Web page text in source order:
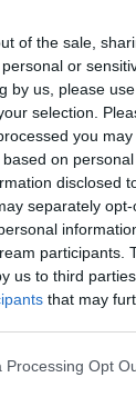
of the sale,
or
by us, please
selection.
you
on
disclosed
separately
participants.
us to third
that may
website/app
Processing Opt
έφυγαν από
το ΕΘΝΟΣ